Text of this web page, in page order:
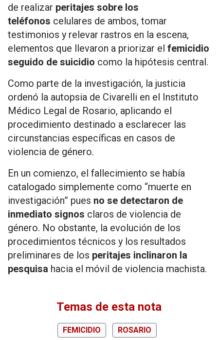
de realizar peritajes sobre los
teléfonos celulares de ambos, tomar
testimonios y relevar rastros en la escena,
elementos que llevaron a priorizar el femicidio
seguido de suicidio como la hipótesis central.
Como parte de la investigación, la justicia
ordenó la autopsia de Civarelli en el Instituto
Médico Legal de Rosario, aplicando el
procedimiento destinado a esclarecer las
circunstancias específicas en casos de
violencia de género.
En un comienzo, el fallecimiento se había
catalogado simplemente como “muerte en
investigación” pues no se detectaron de
inmediato signos claros de violencia de
género. No obstante, la evolución de los
procedimientos técnicos y los resultados
preliminares de los peritajes inclinaron la
pesquisa hacia el móvil de violencia machista.
Temas de esta nota
FEMICIDIO ROSARIO